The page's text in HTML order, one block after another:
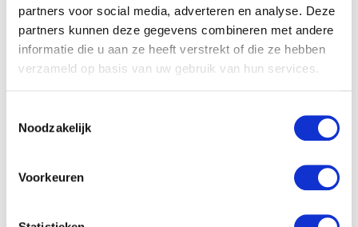
partners voor social media, adverteren en analyse. Deze
partners kunnen deze gegevens combineren met andere
informatie die u aan ze heeft verstrekt of die ze hebben
verzameld op basis van uw gebruik van hun services.
Noodzakelijk
Voorkeuren